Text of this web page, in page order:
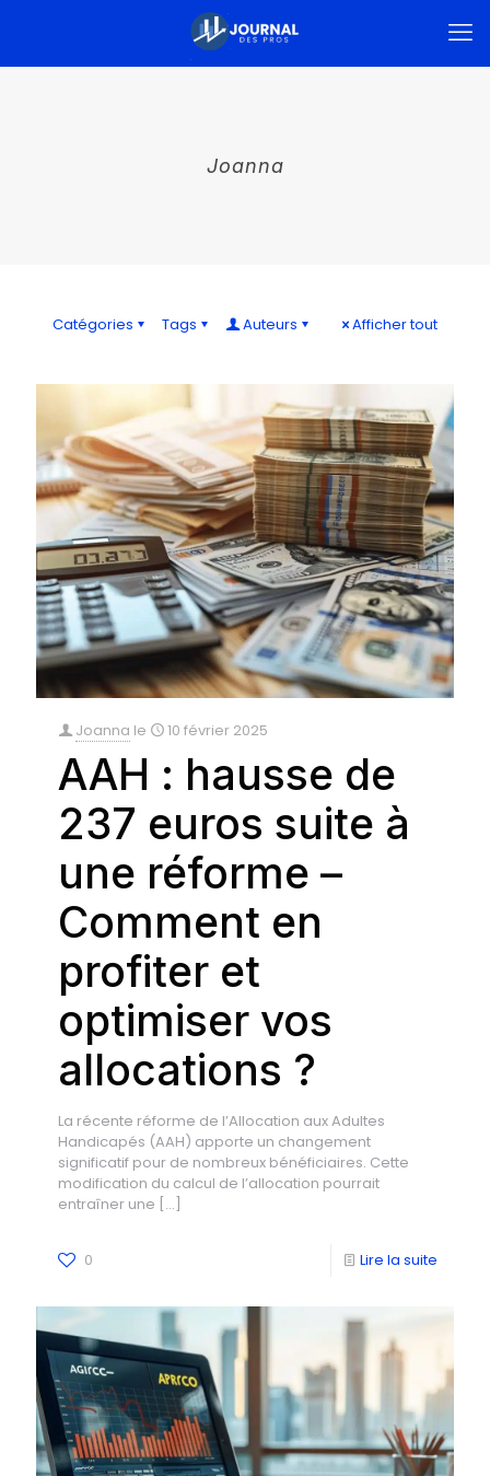
Joanna
Catégories Tags Auteurs Afficher tout
Joanna le 10 février 2025
AAH : hausse de
237 euros suite à
une réforme –
Comment en
profiter et
optimiser vos
allocations ?
La récente réforme de l’Allocation aux Adultes
Handicapés (AAH) apporte un changement
significatif pour de nombreux bénéficiaires. Cette
modification du calcul de l’allocation pourrait
entraîner une […]
0 Lire la suite